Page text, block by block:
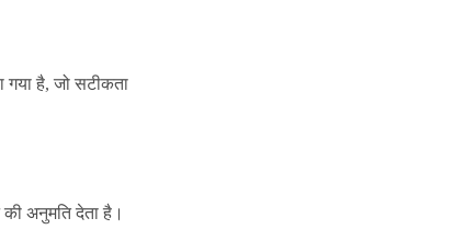
है, जो सटीकता
अनुमति देता है।